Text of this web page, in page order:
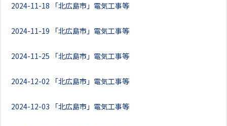
2024-11-18 「北広島市」電気工事等
2024-11-19 「北広島市」電気工事等
2024-11-25 「北広島市」電気工事等
2024-12-02 「北広島市」電気工事等
2024-12-03 「北広島市」電気工事等